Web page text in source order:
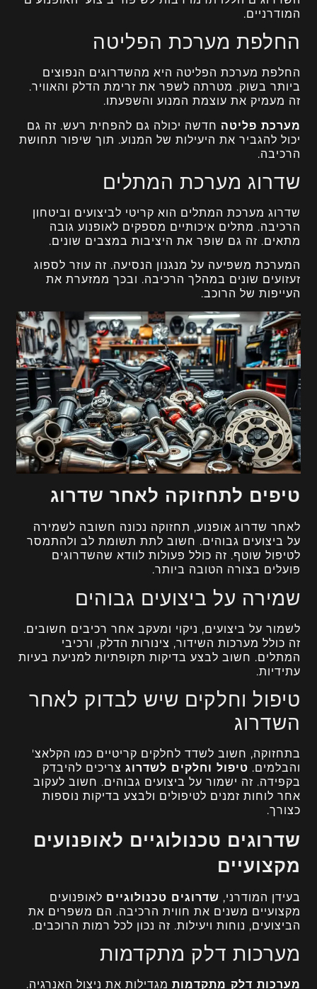
המודרניים.
החלפת מערכת הפליטה
החלפת מערכת הפליטה היא מהשדרוגים הנפוצים
ביותר בשוק. מטרתה לשפר את זרימת הדלק והאוויר.
זה מעמיק את עוצמת המנוע והשפעתו.
מערכת פליטה חדשה יכולה גם להפחית רעש. זה גם
יכול להגביר את היעילות של המנוע. תוך שיפור תחושת
הרכיבה.
שדרוג מערכת המתלים
שדרוג מערכת המתלים הוא קריטי לביצועים וביטחון
הרכיבה. מתלים איכותיים מספקים לאופנוע גובה
מתאים. זה גם שופר את היציבות במצבים שונים.
המערכת משפיעה על מנגנון הנסיעה. זה עוזר לספוג
זעזועים שונים במהלך הרכיבה. ובכך ממזערת את
העייפות של הרוכב.
טיפים לתחזוקה לאחר שדרוג
לאחר שדרוג אופנוע, תחזוקה נכונה חשובה לשמירה
על ביצועים גבוהים. חשוב לתת תשומת לב ולהתמסר
לטיפול שוטף. זה כולל פעולות לוודא שהשדרוגים
פועלים בצורה הטובה ביותר.
שמירה על ביצועים גבוהים
לשמור על ביצועים, ניקוי ומעקב אחר רכיבים חשובים.
זה כולל מערכות השידור, צינורות הדלק, ורכיבי
המתלים. חשוב לבצע בדיקות תקופתיות למניעת בעיות
עתידיות.
טיפול וחלקים שיש לבדוק לאחר
השדרוג
בתחזוקה, חשוב לשדד לחלקים קריטיים כמו הקלאצ'
והבלמים. טיפול וחלקים לשדרוג צריכים להיבדק
בקפידה. זה ישמור על ביצועים גבוהים. חשוב לעקוב
אחר לוחות זמנים לטיפולים ולבצע בדיקות נוספות
כצורך.
שדרוגים טכנולוגיים לאופנועים
מקצועיים
בעידן המודרני, שדרוגים טכנולוגיים לאופנועים
מקצועיים משנים את חווית הרכיבה. הם משפרים את
הביצועים, נוחות ויעילות. זה נכון לכל רמות הרוכבים.
מערכות דלק מתקדמות
מערכות דלק מתקדמות מגדילות את ניצול האנרגיה.